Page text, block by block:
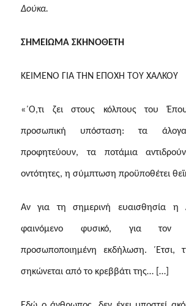
Δούκα.
ΣΗΜΕΙΩΜΑ ΣΚΗΝΟΘΕΤΗ
ΚΕΙΜΕΝΟ ΓΙΑ ΤΗΝ ΕΠΟΧΗ ΤΟΥ ΧΑΛΚΟΥ
«΄Ο,τι ζει στους κόλπους του
προσωπική υπόσταση: τα
προφητεύουν, τα ποτάμια
οντότητες, η σύμπτωση προϋποθέτει
Αν για τη σημερινή ευαισθησία η
φαινόμενο φυσικό, για τον
προσωποποιημένη εκδήλωση. ΄Ετσι,
σηκώνεται από το κρεββάτι της… […]